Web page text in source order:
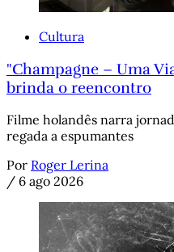
Cultura
"Champagne – Uma
brinda o reencontro
Filme holandês narra
regada a espumantes
Por Roger Lerina
/ 6 ago 2026